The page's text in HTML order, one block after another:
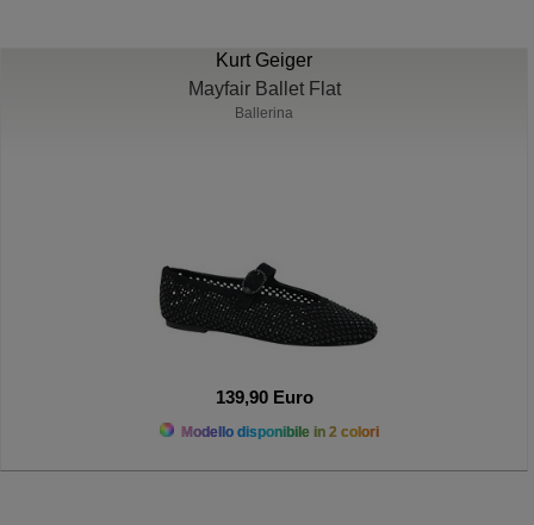
Kurt Geiger
Mayfair Ballet Flat
Ballerina
139,90 Euro
Modello disponibile in 2 colori